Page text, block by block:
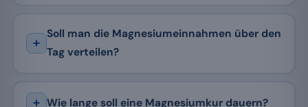
Soll man die Magnesiumeinnahmen über den
Tag verteilen?
Wie lange soll eine Magnesiumkur dauern?